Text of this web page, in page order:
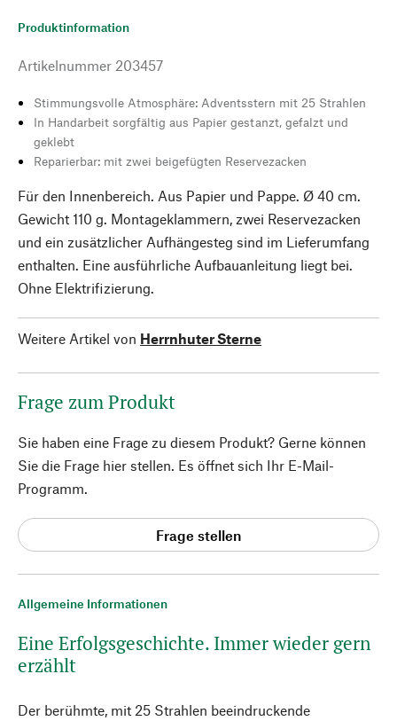
Allgemeine Informationen
Eine Erfolgsgeschichte. Immer wieder gern
erzählt
Der berühmte, mit 25 Strahlen beeindruckende
Produktinformation
Artikelnummer 203457
Stimmungsvolle Atmosphäre: Adventsstern mit 25 Strahlen
In Handarbeit sorgfältig aus Papier gestanzt, gefalzt und
geklebt
Reparierbar: mit zwei beigefügten Reservezacken
Für den Innenbereich. Aus Papier und Pappe. Ø 40 cm.
Gewicht 110 g. Montageklammern, zwei Reservezacken
und ein zusätzlicher Aufhängesteg sind im Lieferumfang
enthalten. Eine ausführliche Aufbauanleitung liegt bei.
Ohne Elektrifizierung.
Weitere Artikel von Herrnhuter Sterne
Frage zum Produkt
Sie haben eine Frage zu diesem Produkt? Gerne können
Sie die Frage hier stellen. Es öffnet sich Ihr E-Mail-
Programm.
Frage stellen